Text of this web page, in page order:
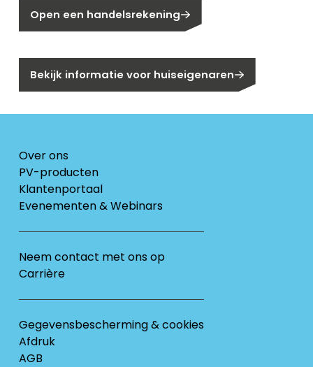
Open een handelsrekening
Bekijk informatie voor huiseigenaren
Over ons
PV-producten
Klantenportaal
Evenementen & Webinars
Neem contact met ons op
Carrière
Gegevensbescherming & cookies
Afdruk
AGB